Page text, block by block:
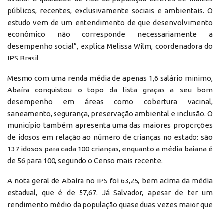
públicos, recentes, exclusivamente sociais e ambientais. O
estudo vem de um entendimento de que desenvolvimento
econômico não corresponde necessariamente a
desempenho social”, explica Melissa Wilm, coordenadora do
IPS Brasil.
Mesmo com uma renda média de apenas 1,6 salário mínimo,
Abaíra conquistou o topo da lista graças a seu bom
desempenho em áreas como cobertura vacinal,
saneamento, segurança, preservação ambiental e inclusão. O
município também apresenta uma das maiores proporções
de idosos em relação ao número de crianças no estado: são
137 idosos para cada 100 crianças, enquanto a média baiana é
de 56 para 100, segundo o Censo mais recente.
A nota geral de Abaíra no IPS foi 63,25, bem acima da média
estadual, que é de 57,67. Já Salvador, apesar de ter um
rendimento médio da população quase duas vezes maior que